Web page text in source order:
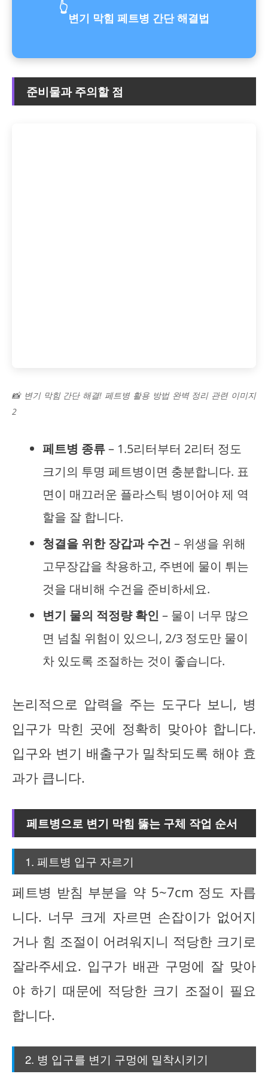
👆
변기 막힘 페트병 간단 해결법
준비물과 주의할 점
📸 변기 막힘 간단 해결! 페트병 활용 방법 완벽 정리 관련 이미지
2
페트병 종류– 1.5리터부터 2리터 정도
크기의 투명 페트병이면 충분합니다. 표
면이 매끄러운 플라스틱 병이어야 제 역
할을 잘 합니다.
청결을 위한 장갑과 수건 – 위생을 위해
고무장갑을 착용하고, 주변에 물이 튀는
것을 대비해 수건을 준비하세요.
변기 물의 적정량 확인 – 물이 너무 많으
면 넘칠 위험이 있으니, 2/3 정도만 물이
차 있도록 조절하는 것이 좋습니다.
논리적으로 압력을 주는 도구다 보니, 병
입구가 막힌 곳에 정확히 맞아야 합니다.
입구와 변기 배출구가 밀착되도록 해야 효
과가 큽니다.
페트병으로 변기 막힘 뚫는 구체 작업 순서
1. 페트병 입구 자르기
페트병 받침 부분을 약 5~7cm 정도 자릅
니다. 너무 크게 자르면 손잡이가 없어지
거나 힘 조절이 어려워지니 적당한 크기로
잘라주세요. 입구가 배관 구멍에 잘 맞아
야 하기 때문에 적당한 크기 조절이 필요
합니다.
2. 병 입구를 변기 구멍에 밀착시키기